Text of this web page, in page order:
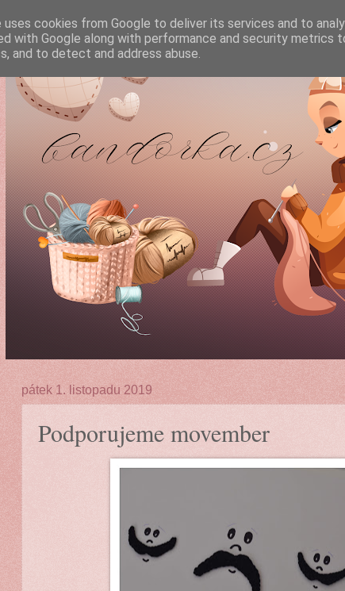
pátek 1. listopadu 2019
Podporujeme movember
uses cookies from Google to deliver its services and to
with Google along with performance and security metrics
and to detect and address abuse.